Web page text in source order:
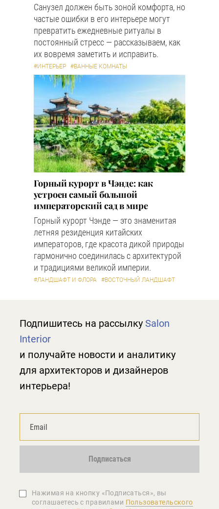
Санузел должен быть зоной комфорта, но
частые ошибки в его интерьере могут
превратить ежедневные ритуалы в
постоянный стресс — рассказываем, как
их вовремя заметить и исправить.
#ИНТЕРЬЕР #ВАННЫЕ КОМНАТЫ
Горный курорт в Чэнде: как
устроен самый большой
императорский сад в мире
Горный курорт Чэнде — это знаменитая
летняя резиденция китайских
императоров, где красота дикой природы
гармонично соединилась с архитектурой
и традициями великой империи.
#ЛАНДШАФТ И ФЛОРА #ВОСТОЧНЫЙ ЛАНДШАФТ
Подпишитесь на рассылку Salon
Interior
и получайте новости и аналитику
для архитекторов и дизайнеров
интерьера!
Подписаться
Нажимая на кнопку «Подписаться», вы
соглашаетеcь с правилами Пользовательского